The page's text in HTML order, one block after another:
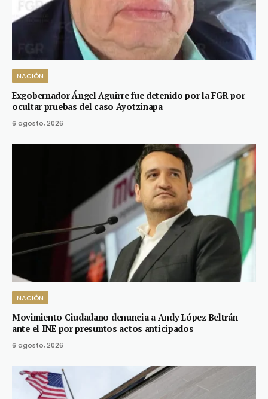
NACIÓN
Exgobernador Ángel Aguirre fue detenido por la FGR por
ocultar pruebas del caso Ayotzinapa
6 agosto, 2026
NACIÓN
Movimiento Ciudadano denuncia a Andy López Beltrán
ante el INE por presuntos actos anticipados
6 agosto, 2026